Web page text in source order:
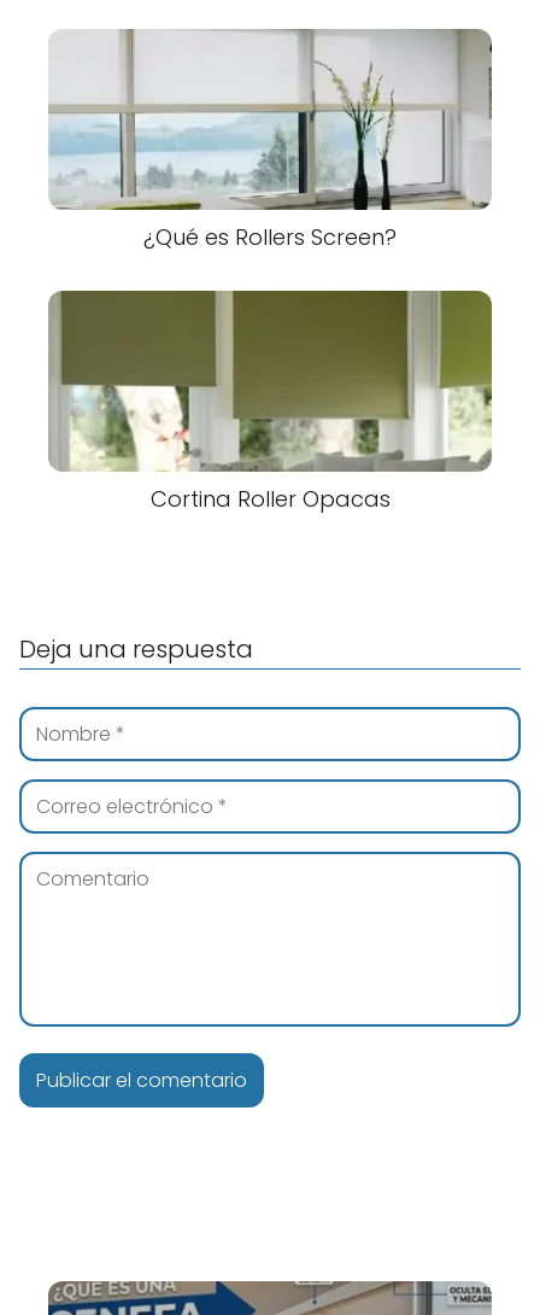
¿Qué es Rollers Screen?
Cortina Roller Opacas
Deja una respuesta